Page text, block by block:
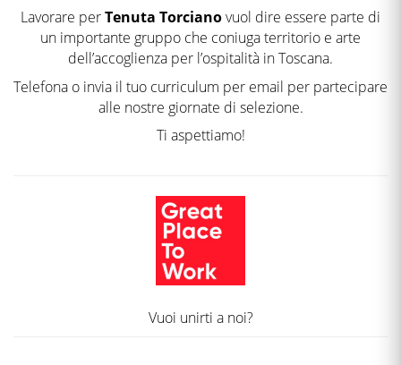
Lavorare perTenuta Torcianovuol dire essere parte di
un importante gruppo che coniuga territorio e arte
dell’accoglienza per l’ospitalità in Toscana.
Telefona o invia il tuo curriculum per email per partecipare
alle nostre giornate di selezione.
Ti aspettiamo!
Vuoi unirti a noi?